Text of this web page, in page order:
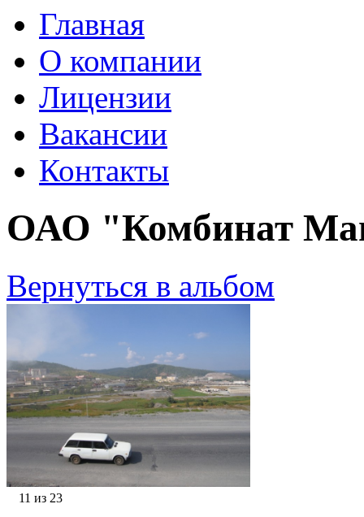
Главная
О компании
Лицензии
Вакансии
Контакты
ОАО "Комбинат
Вернуться в альбом
11 из 23